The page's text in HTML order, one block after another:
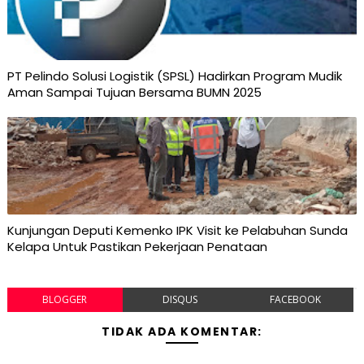
PT Pelindo Solusi Logistik (SPSL) Hadirkan Program Mudik
Aman Sampai Tujuan Bersama BUMN 2025
Kunjungan Deputi Kemenko IPK Visit ke Pelabuhan Sunda
Kelapa Untuk Pastikan Pekerjaan Penataan
BLOGGER DISQUS FACEBOOK
TIDAK ADA KOMENTAR: